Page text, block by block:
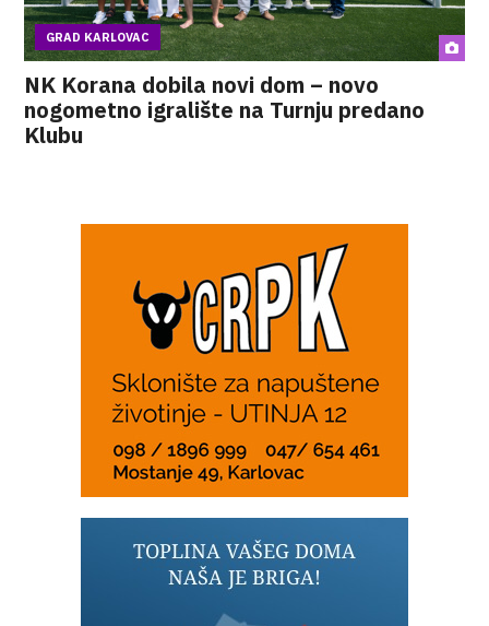
GRAD KARLOVAC
NK Korana dobila novi dom – novo
nogometno igralište na Turnju predano
Klubu